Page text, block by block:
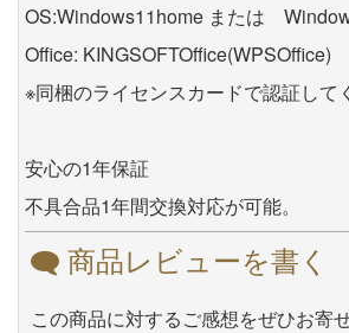
OS:Windows11home または
Office: KINGSOFTOffice(WPSOffice)
※同梱のライセンスカードで認証して
安心の1年保証
不具合品1年間交換対応が可能。
商品レビューを書く
この商品に対するご感想をぜひお寄